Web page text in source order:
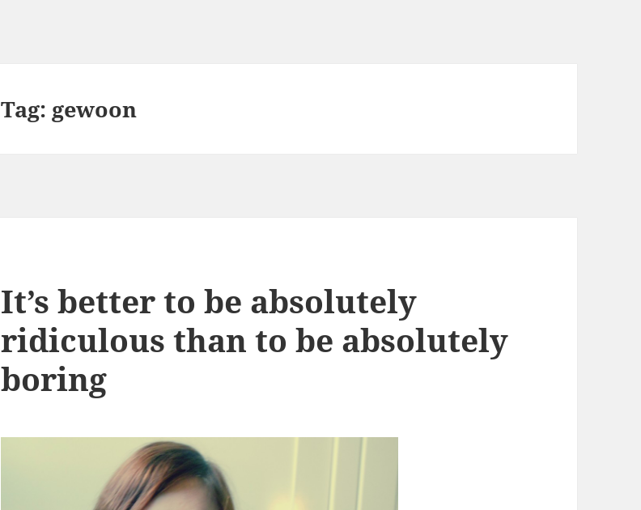
Tag: gewoon
It’s better to be absolutely
ridiculous than to be absolutely
boring